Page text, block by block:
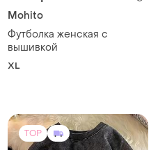
Mohito
Футболка женская с
вышивкой
XL
TOP